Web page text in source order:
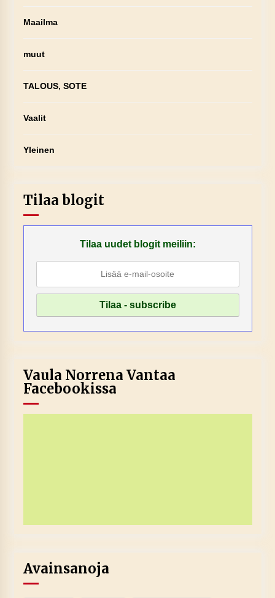
Maailma
muut
TALOUS, SOTE
Vaalit
Yleinen
Tilaa blogit
Tilaa uudet blogit meiliin:
Vaula Norrena Vantaa
Facebookissa
Avainsanoja